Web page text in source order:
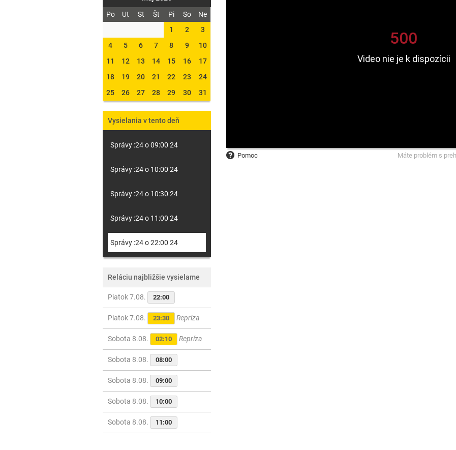
Pomoc Máte problém s
Po Ut St Št Pi So
Ne
1
2
3
4
5 6 7 8 9
10
11
12 13 14 15 16
17
18
19 20 21 22 23
24
25
26 27 28 29 30 31
Vysielania v tento deň
Správy :24 o 09:00 24
Správy :24 o 10:00 24
Správy :24 o 10:30 24
Správy :24 o 11:00 24
Správy :24 o 22:00 24
Reláciu najbližšie vysielame
Piatok 7.08. 22:00
Piatok 7.08. 23:30 Repríza
Sobota 8.08. 02:10 Repríza
Sobota 8.08. 08:00
Sobota 8.08. 09:00
Sobota 8.08. 10:00
Sobota 8.08. 11:00